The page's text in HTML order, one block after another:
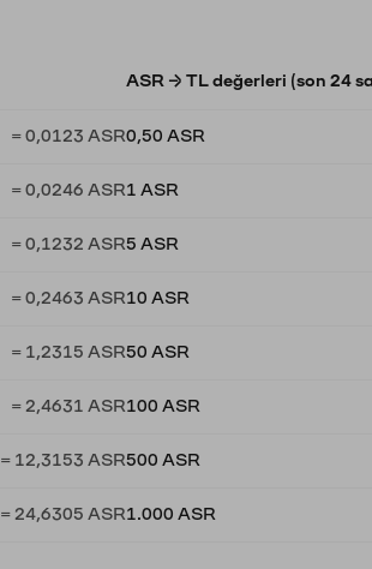
= 0,0123 ASR
= 0,0246 ASR
= 0,1232 ASR
= 0,2463 ASR
= 1,2315 ASR
= 2,4631 ASR
= 12,3153 ASR
= 24,6305 ASR
ASR → TL değerleri (son 24
0,50 ASR
1 ASR
5 ASR
10 ASR
50 ASR
100 ASR
500 ASR
1.000 ASR